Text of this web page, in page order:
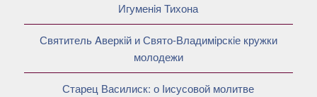
Игуменiя Тихона
Святитель Aверкiй и Свято-Владимiрскiе кружки
молодежи
Старец Василиск: о Iисусовой молитве